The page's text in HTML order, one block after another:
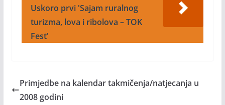
Uskoro prvi 'Sajam ruralnog
turizma, lova i ribolova – TOK
Fest'
Primjedbe na kalendar takmičenja/natjecanja u
2008 godini